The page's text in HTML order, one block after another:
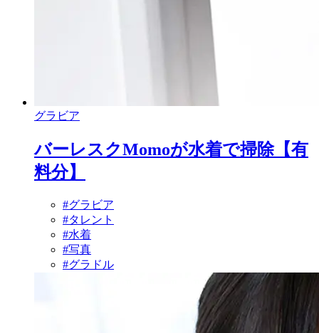
グラビア
バーレスクMomoが水着で掃除【有
料分】
#グラビア
#タレント
#水着
#写真
#グラドル